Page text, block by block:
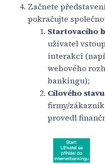
Začnete
pokračujte
Startovacího
uživatel
interakci
webového
bankingu);
Cílového stavu
firmy/
provedl